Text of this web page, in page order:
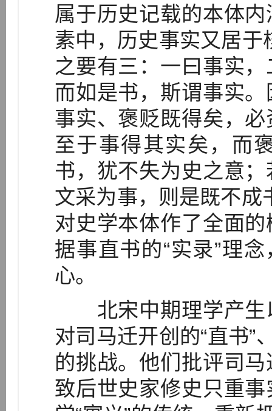
属于历史记载的本体
素中，历史事实又居于
之要有三：一曰事实
而如是书，斯谓事实
事实、褒贬既得矣，
至于事得其实矣，而
书，犹不失为史之意
文采为事，则是既不成
对史学本体作了全面
据事直书的“实录”理
心。
北宋中期理学产生
对司马迁开创的“直书”
的挑战。他们批评司
致后世史家修史只重